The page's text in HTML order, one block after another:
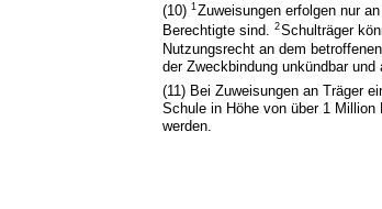
(10)1Zuweisungen erfolgen nur
Berechtigte sind.2Schulträger
Nutzungsrecht an dem
der Zweckbindung unkündbar
(11) Bei Zuweisungen an Träger
Schule in Höhe von über 1
werden.